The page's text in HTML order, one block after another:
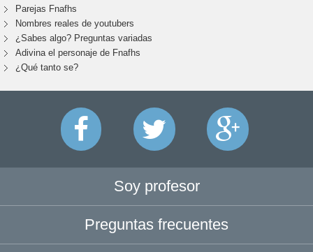
Parejas Fnafhs
Nombres reales de youtubers
¿Sabes algo? Preguntas variadas
Adivina el personaje de Fnafhs
¿Qué tanto se?
Soy profesor
Preguntas frecuentes